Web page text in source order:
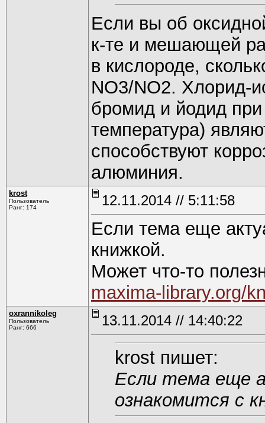
Если вы об
к-те и мешающей
в кислороде,
NO3/NO2. Хлорид-
бромид и йодид
температура)
способствуют
алюминия.
krost
Пользователь
Ранг: 174
12.11.2014 // 5:11:58
Если тема еще
книжкой.
Может что-то
maxima-library.org/
oxrannikoleg
Пользователь
Ранг: 666
13.11.2014 // 14:40:22
krost пишет:
Если тема еще
ознакомится с